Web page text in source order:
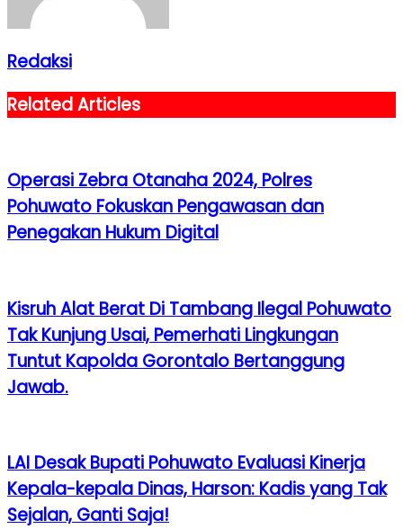
Redaksi
Related Articles
Operasi Zebra Otanaha 2024, Polres
Pohuwato Fokuskan Pengawasan dan
Penegakan Hukum Digital
Kisruh Alat Berat Di Tambang Ilegal Pohuwato
Tak Kunjung Usai, Pemerhati Lingkungan
Tuntut Kapolda Gorontalo Bertanggung
Jawab.
LAI Desak Bupati Pohuwato Evaluasi Kinerja
Kepala-kepala Dinas, Harson: Kadis yang Tak
Sejalan, Ganti Saja!